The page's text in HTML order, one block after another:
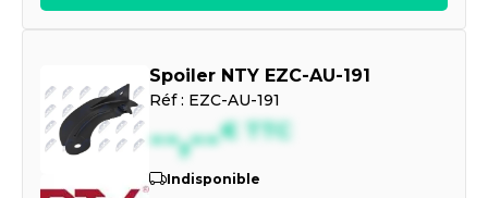
Spoiler NTY EZC-AU-191
Réf : EZC-AU-191
--,--€ TTC
Indisponible